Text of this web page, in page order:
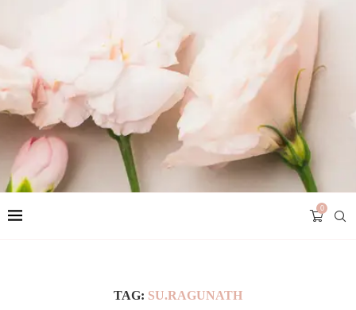
0
TAG: SU.RAGUNATH